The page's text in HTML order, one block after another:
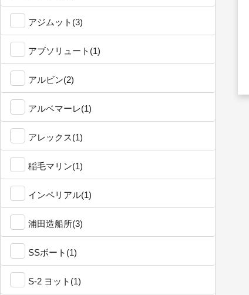
アジムット(3)
アブソリュート(1)
アルビン(2)
アルベマーレ(1)
アレックス(1)
稲毛マリン(1)
インペリアル(1)
浦田造船所(3)
SSボート(1)
S-2 ヨット(1)